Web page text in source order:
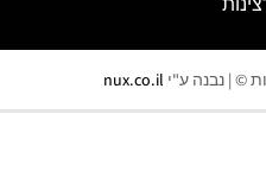
nux.co.il